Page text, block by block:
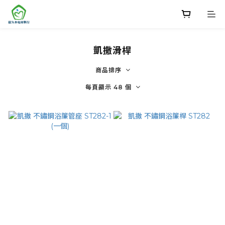
凱撒滑桿
商品排序
每頁顯示 48 個